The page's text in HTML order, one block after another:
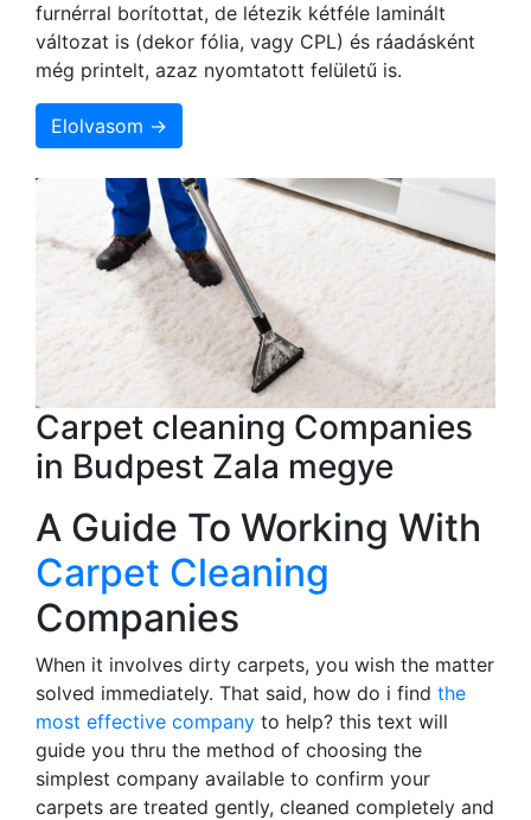
furnérral borítottat, de létezik kétféle laminált
változat is (dekor fólia, vagy CPL) és ráadásként
még printelt, azaz nyomtatott felületű is.
Elolvasom →
Carpet cleaning Companies
in Budpest Zala megye
A Guide To Working With
Carpet Cleaning
Companies
When it involves dirty carpets, you wish the matter
solved immediately. That said, how do i find the
most effective company to help? this text will
guide you thru the method of choosing the
simplest company available to confirm your
carpets are treated gently, cleaned completely and